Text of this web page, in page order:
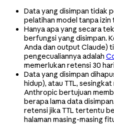
Data yang disimpan tidak
pelatihan model tanpa izin
Hanya apa yang secara
berfungsi yang disimpan.
Anda dan output Claude)
pengecualiannya adalah
memerlukan retensi 30
Data yang disimpan
hidup), atau TTL,
Anthropic bertujuan
berapa lama data
retensi jika TTL tertentu
halaman masing-masing